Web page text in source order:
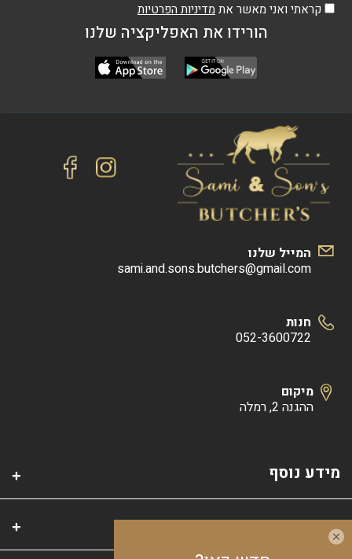
קראתי ואני מאשר את מדיניות הפרטיות
הורידו את האפליקציה שלנו
המייל שלנו
sami.and.sons.butchers@gmail.com
חנות
052-3600722
מיקום
ההגנה 2, רמלה
מידע נוסף
קטגוריות